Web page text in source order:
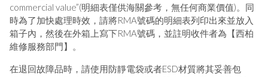
commercial value”(明細表僅供海關參考，無任何商業價值)。同
時為了加快處理時效，請將RMA號碼的明細表列印出來並放入
箱子內，然後在外箱上寫下RMA號碼，並註明收件者為【西柏
維修服務部門】。
在退回故障品時，請使用防靜電袋或者ESD材質將其妥善包